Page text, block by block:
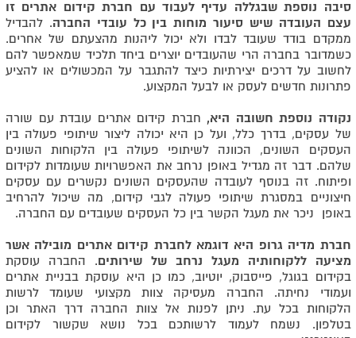
סיבה נוספת שבגללה עדיף לעבוד עם חברת קידום אתרים זו
עצם העובדה שיש סיעור מוחות בין כל עובדי החברה. להבדיל
ממקדם בודד שעובד לבדו ולא יכול ליהנות מהצעתם של אחרים.
כשמדובר בחברה הרי שהעובדים יוצרים ביחד תלכיד שמאפשר להם
לחשוב על דרכים יצירתיות כיצד להתגבר על המכשולים או להציע
פתרונות חדשים לעסק או לבעל המקצוע.
נקודה נוספת חשובה היא, חברת קידום אתרים עובדת עם שורה
של עסקים, בדרך כלל, ועל כן היא יכולה ליצור שיתופי פעולה בין
העסקים השונים, הכוונה לשיתופי פעולה בין הלקוחות השונים
שלהם. דבר זה מגדיל באופן נרחב את האפשרויות שעומדות לקידום
ופיתוח. זה בנוסף לעובדה שהעסקים השונים נקשרים עם עסקים
חיצוניים במסגרת שיתופי פעולה לגבי קידום, מה שיכול להרחיב
באופן ניכר את מעגל הקשר בין כל העסקים שעובדים עם החברה.
חברת מדיה גרופ היא דוגמא לחברת קידום אתרים מובילה אשר
מציעה ללקוחותיה מעגל נרחב של שירותים. החברה עוסקת
בקידום בגוגל, פייסבוק, יוטיוב, כמו כן היא עוסקת בבניית אתרים
ועמודי נחיתה. החברה מעסיקה צוות מקצועי שעומד לרשות
הלקוחות בכל עת. ניתן לפנות אל צוות החברה דרך האתר וכן
בטלפון. נשמח לעמוד לרשותכם בכל נושא שקשור לקידום